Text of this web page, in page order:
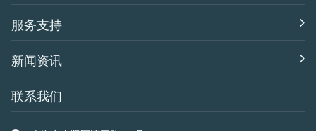
服务支持
新闻资讯
联系我们